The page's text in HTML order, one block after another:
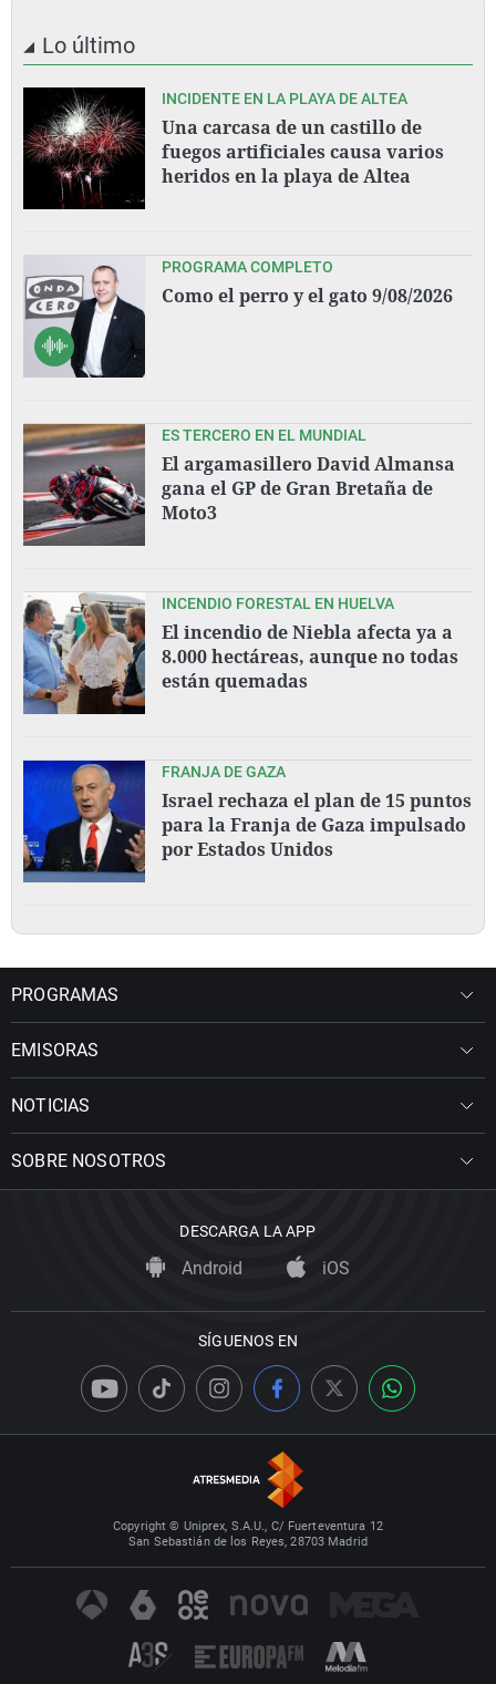
Lo último
INCIDENTE EN LA PLAYA DE ALTEA
Una carcasa de un castillo de
fuegos artificiales causa varios
heridos en la playa de Altea
PROGRAMA COMPLETO
Como el perro y el gato 9/08/2026
ES TERCERO EN EL MUNDIAL
El argamasillero David Almansa
gana el GP de Gran Bretaña de
Moto3
INCENDIO FORESTAL EN HUELVA
El incendio de Niebla afecta ya a
8.000 hectáreas, aunque no todas
están quemadas
FRANJA DE GAZA
Israel rechaza el plan de 15 puntos
para la Franja de Gaza impulsado
por Estados Unidos
PROGRAMAS
EMISORAS
NOTICIAS
SOBRE NOSOTROS
DESCARGA LA APP
Android iOS
SÍGUENOS EN
Copyright © Uniprex, S.A.U., C/ Fuerteventura 12
San Sebastián de los Reyes, 28703 Madrid